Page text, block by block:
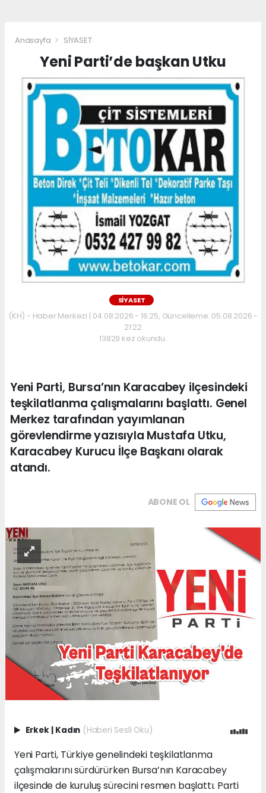
Anasayfa SİYASET
Yeni Parti’de başkan Utku
SİYASET
(KH) - Haber Merkezi | 04.08.2026 - 16:25, Güncelleme: 05.08.2026 -
21:22
13829 kez okundu.
Yeni Parti, Bursa’nın Karacabey ilçesindeki
teşkilatlanma çalışmalarını başlattı. Genel
Merkez tarafından yayımlanan
görevlendirme yazısıyla Mustafa Utku,
Karacabey Kurucu İlçe Başkanı olarak
atandı.
ABONE OL
Erkek | Kadın (Haberi Sesli Oku)
Yeni Parti, Türkiye genelindeki teşkilatlanma
çalışmalarını sürdürürken Bursa’nın Karacabey
ilçesinde de kuruluş sürecini resmen başlattı. Parti